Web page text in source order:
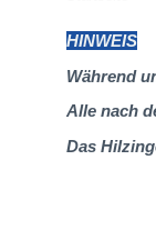
HINWEIS
Während
Alle nach
Das